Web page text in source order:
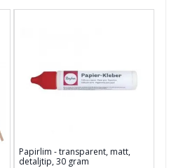
Papirlim - transparent, matt,
detaljtip, 30 gram